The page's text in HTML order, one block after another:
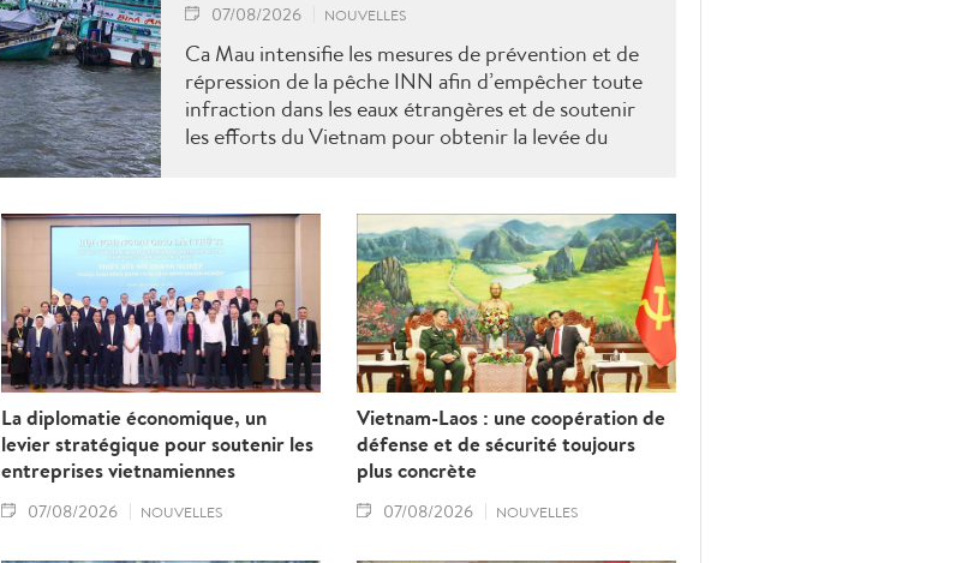
07/08/2026 NOUVELLES
Ca Mau intensifie les mesures de prévention et de
répression de la pêche INN afin d’empêcher toute
infraction dans les eaux étrangères et de soutenir
les efforts du Vietnam pour obtenir la levée du
La diplomatie économique, un
levier stratégique pour soutenir les
entreprises vietnamiennes
07/08/2026 NOUVELLES
Vietnam-Laos : une coopération de
défense et de sécurité toujours
plus concrète
07/08/2026 NOUVELLES